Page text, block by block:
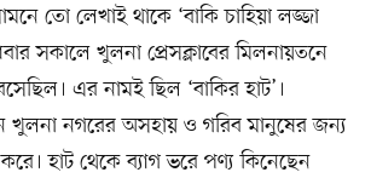
তো লেখাই থাকে ‘বাকি চাহিয়া লজ্জা
সকালে খুলনা প্রেসক্লাবের মিলনায়তনে
এর নামই ছিল ‘বাকির হাট’।
খুলনা নগরের অসহায় ও গরিব মানুষের জন্য
হাট থেকে ব্যাগ ভরে পণ্য কিনেছেন